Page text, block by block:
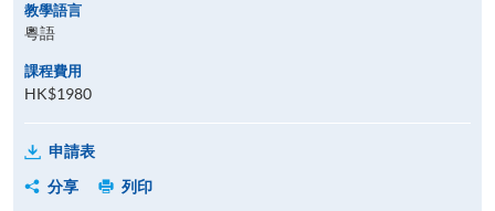
教學語言
粵語
課程費用
HK$1980
申請表
分享
列印